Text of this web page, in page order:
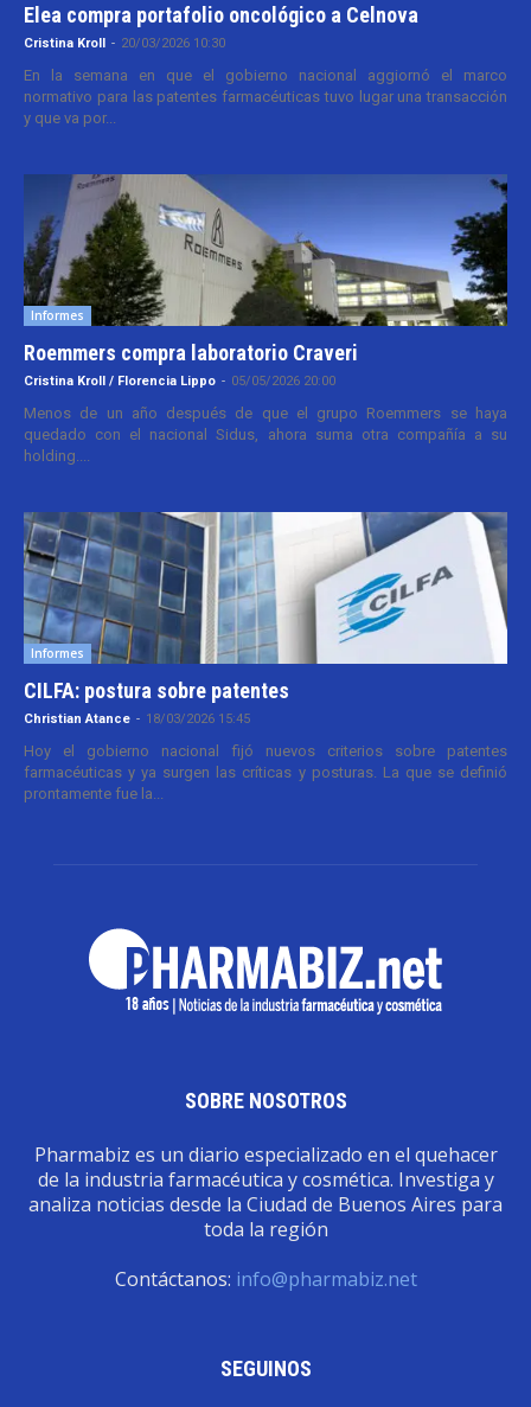
Elea compra portafolio oncológico a Celnova
Cristina Kroll - 20/03/2026 10:30
En la semana en que el gobierno nacional aggiornó el marco
normativo para las patentes farmacéuticas tuvo lugar una transacción
y que va por...
Informes
Roemmers compra laboratorio Craveri
Cristina Kroll / Florencia Lippo - 05/05/2026 20:00
Menos de un año después de que el grupo Roemmers se haya
quedado con el nacional Sidus, ahora suma otra compañía a su
holding....
Informes
CILFA: postura sobre patentes
Christian Atance - 18/03/2026 15:45
Hoy el gobierno nacional fijó nuevos criterios sobre patentes
farmacéuticas y ya surgen las críticas y posturas. La que se definió
prontamente fue la...
SOBRE NOSOTROS
Pharmabiz es un diario especializado en el quehacer
de la industria farmacéutica y cosmética. Investiga y
analiza noticias desde la Ciudad de Buenos Aires para
toda la región
Contáctanos: info@pharmabiz.net
SEGUINOS